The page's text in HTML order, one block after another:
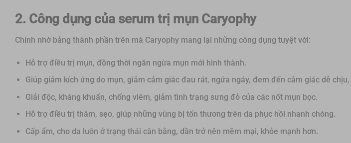
2. Công dụng của serum trị mụn Caryophy
Chính nhờ bảng thành phần trên mà Caryophy mang lại những công dụng tuyệt vời:
Hỗ trợ điều trị mụn, đồng thời ngăn ngừa mụn mới hình thành.
Giúp giảm kích ứng do mụn, giảm cảm giác đau rát, ngứa ngáy, đem đến cảm giác dễ
Giải độc, kháng khuẩn, chống viêm, giảm tình trạng sưng đỏ của các nốt mụn bọc.
Hỗ trợ điều trị thâm, sẹo, giúp những vùng bị tổn thương trên da phục hồi nhanh chóng.
Cấp ẩm, cho da luôn ở trạng thái cân bằng, dần trở nên mềm mại, khỏe mạnh hơn.